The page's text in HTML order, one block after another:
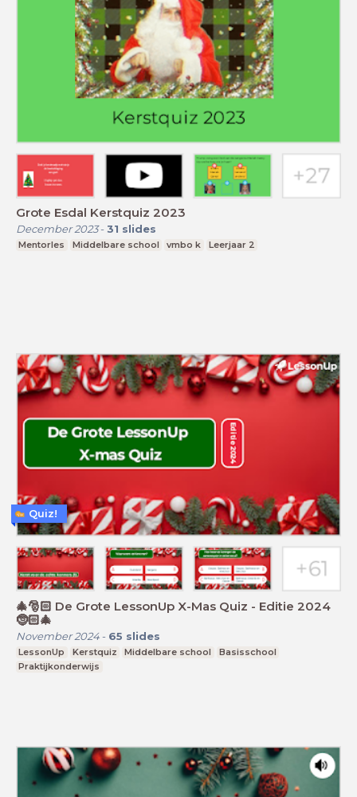
Grote Esdal Kerstquiz 2023
December 2023- 31 slides
Mentorles Middelbare school vmbo k Leerjaar 2
🎄🎅🏻 De Grote LessonUp X-Mas Quiz - Editie 2024
🤶🏻🎄
November 2024- 65 slides
LessonUp Kerstquiz Middelbare school
Basisschool
Praktijkonderwijs
Quiz!